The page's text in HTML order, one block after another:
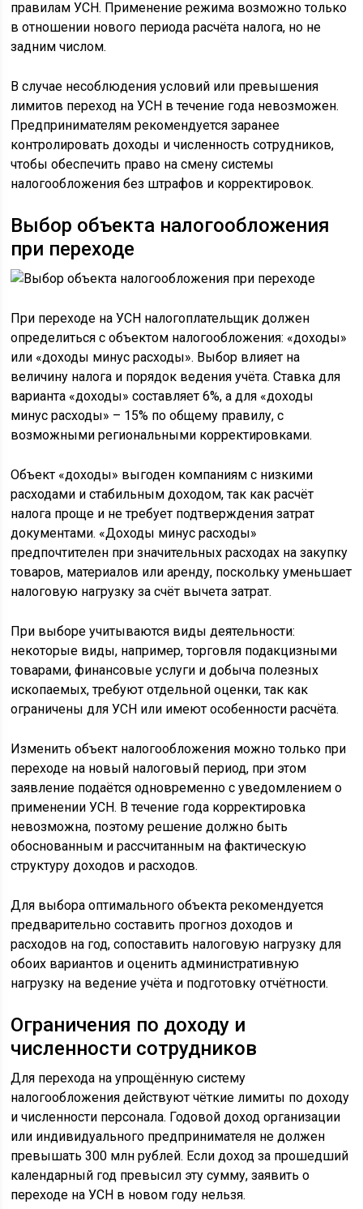
правилам УСН. Применение режима возможно только
в отношении нового периода расчёта налога, но не
задним числом.
В случае несоблюдения условий или превышения
лимитов переход на УСН в течение года невозможен.
Предпринимателям рекомендуется заранее
контролировать доходы и численность сотрудников,
чтобы обеспечить право на смену системы
налогообложения без штрафов и корректировок.
Выбор объекта налогообложения
при переходе
При переходе на УСН налогоплательщик должен
определиться с объектом налогообложения: «доходы»
или «доходы минус расходы». Выбор влияет на
величину налога и порядок ведения учёта. Ставка для
варианта «доходы» составляет 6%, а для «доходы
минус расходы» – 15% по общему правилу, с
возможными региональными корректировками.
Объект «доходы» выгоден компаниям с низкими
расходами и стабильным доходом, так как расчёт
налога проще и не требует подтверждения затрат
документами. «Доходы минус расходы»
предпочтителен при значительных расходах на закупку
товаров, материалов или аренду, поскольку уменьшает
налоговую нагрузку за счёт вычета затрат.
При выборе учитываются виды деятельности:
некоторые виды, например, торговля подакцизными
товарами, финансовые услуги и добыча полезных
ископаемых, требуют отдельной оценки, так как
ограничены для УСН или имеют особенности расчёта.
Изменить объект налогообложения можно только при
переходе на новый налоговый период, при этом
заявление подаётся одновременно с уведомлением о
применении УСН. В течение года корректировка
невозможна, поэтому решение должно быть
обоснованным и рассчитанным на фактическую
структуру доходов и расходов.
Для выбора оптимального объекта рекомендуется
предварительно составить прогноз доходов и
расходов на год, сопоставить налоговую нагрузку для
обоих вариантов и оценить административную
нагрузку на ведение учёта и подготовку отчётности.
Ограничения по доходу и
численности сотрудников
Для перехода на упрощённую систему
налогообложения действуют чёткие лимиты по доходу
и численности персонала. Годовой доход организации
или индивидуального предпринимателя не должен
превышать 300 млн рублей. Если доход за прошедший
календарный год превысил эту сумму, заявить о
переходе на УСН в новом году нельзя.